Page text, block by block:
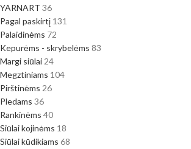
YARNART 36
Pagal paskirtį 131
Palaidinėms 72
Kepurėms - skrybelėms 83
Margi siūlai 24
Megztiniams 104
Pirštinėms 26
Pledams 36
Rankinėms 40
Siūlai kojinėms 18
Siūlai kūdikiams 68